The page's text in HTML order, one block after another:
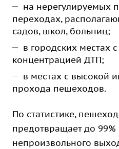
на нерегулируемых
переходах,
садов, школ, больниц;
в городских местах
концентрацией ДТП;
в местах с высокой
прохода пешеходов.
По статистике,
предотвращает до 99%
непроизвольного